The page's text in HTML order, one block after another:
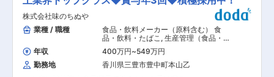
勤務時間について 配属部署や担当業務により、定
時勤務の形態と異なる場合がございます。 （例）
早出勤務：6:40〜（早出残業対応）、7:10〜 な
ど 時差出勤：10:10〜19:00、12:00〜21:00 など
※12時以降の出勤は「交替手当」支給（規定あ
り） ※繁忙期10月〜2月 ■当社の製品について ・
味噌、即席みそ汁共に成長傾向であることに加
え、近年「塩こうじ事業」に力を入れておりま
清掃／清潔／躾（5S活動）を一緒に進める ・職
場内の製品ロスや不良ロス削減活動の補助 ・様々
な改善活動を職場巡視する中で見つけて改善を進
める補助 ・PC操作が出来る方は掲示物の作成な
どもあり ・課員のフォロー業務 ・繁忙期は製造
業務への応援あり ＜業務ポイント＞ 「すべてを
一人で管理する」役割ではなく、現場メンバーと
株式会社味のちぬや
業種 / 職種
食品・飲料メーカー（原料含む） 食
品・飲料・たばこ , 生産管理（食品・香
料・飼料） 製造・生産リーダー（食
品・香料・飼料）
年収 400万円~549万円
勤務地
香川県三豊市豊中町本山乙